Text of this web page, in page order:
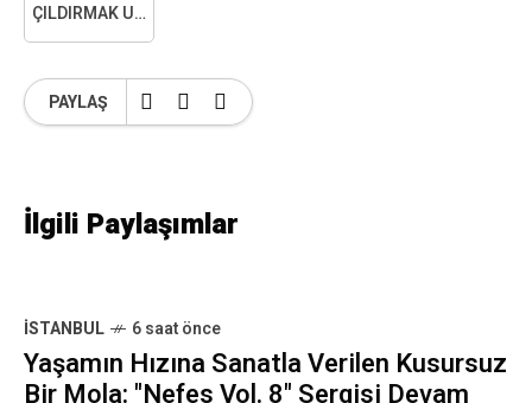
ÇILDIRMAK ÜZEREYIM
PAYLAŞ
İlgili Paylaşımlar
İSTANBUL 6 saat önce
Yaşamın Hızına Sanatla Verilen Kusursuz
Bir Mola: "Nefes Vol. 8" Sergisi Devam